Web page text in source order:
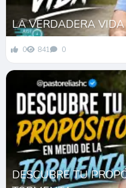
LA VERDADERA VIDA
0 841 0
DESCUBRE TU